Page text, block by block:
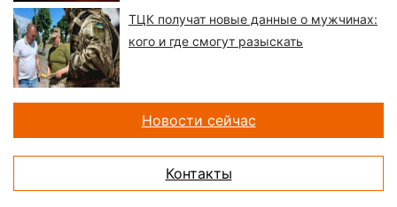
ТЦК получат новые данные о мужчинах:
кого и где смогут разыскать
Новости сейчас
Контакты